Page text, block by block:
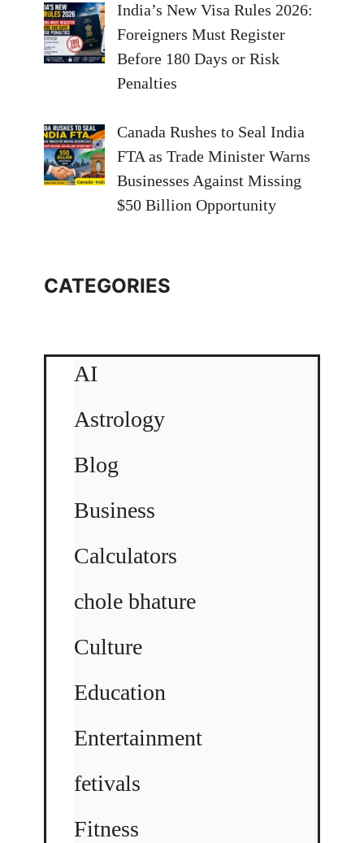
India’s New Visa Rules 2026:
Foreigners Must Register
Before 180 Days or Risk
Penalties
Canada Rushes to Seal India
FTA as Trade Minister Warns
Businesses Against Missing
$50 Billion Opportunity
CATEGORIES
AI
Astrology
Blog
Business
Calculators
chole bhature
Culture
Education
Entertainment
fetivals
Fitness